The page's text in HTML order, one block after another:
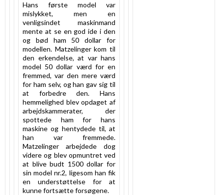
Hans første model var
mislykket, men en
venligsindet maskinmand
mente at se en god ide i den
og bød ham 50 dollar for
modellen. Matzelinger kom til
den erkendelse, at var hans
model 50 dollar værd for en
fremmed, var den mere værd
for ham selv, og han gav sig til
at forbedre den. Hans
hemmelighed blev opdaget af
arbejdskammerater, der
spottede ham for hans
maskine og hentydede til, at
han var fremmede.
Matzelinger arbejdede dog
videre og blev opmuntret ved
at blive budt 1500 dollar for
sin model nr.2, ligesom han fik
en understøttelse for at
kunne fortsætte forsøgene.